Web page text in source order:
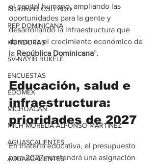
RD-DAVID COLLADO
REP DOMINICANA
HONDURAS
SV-NAYIB BUKELE
ENCUESTAS
EDOMEX
MICHOACÁN
MICH-MORELIA-ALFONSO MARTÍNEZ
AGUASCALIENTES
AGUASCALIENTES
el capital humano, ampliando las
oportunidades para la gente y
desarrollando la infraestructura que
demanda el crecimiento económico de
la República Dominicana”.
Educación, salud e
infraestructura:
prioridades de 2027
En materia educativa, el presupuesto
para 2027 mantendrá una asignación